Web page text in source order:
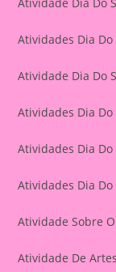
Atividades Dia
Atividade Dia Do
Atividades Dia
Atividades Dia
Atividades Dia
Atividade Sobre
Atividade De